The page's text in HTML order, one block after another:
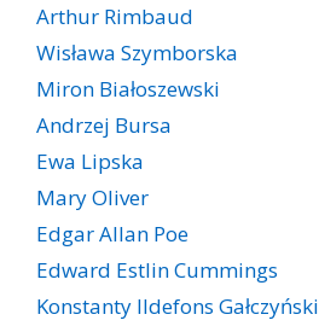
Arthur Rimbaud
Wisława Szymborska
Miron Białoszewski
Andrzej Bursa
Ewa Lipska
Mary Oliver
Edgar Allan Poe
Edward Estlin Cummings
Konstanty Ildefons Gałczyński